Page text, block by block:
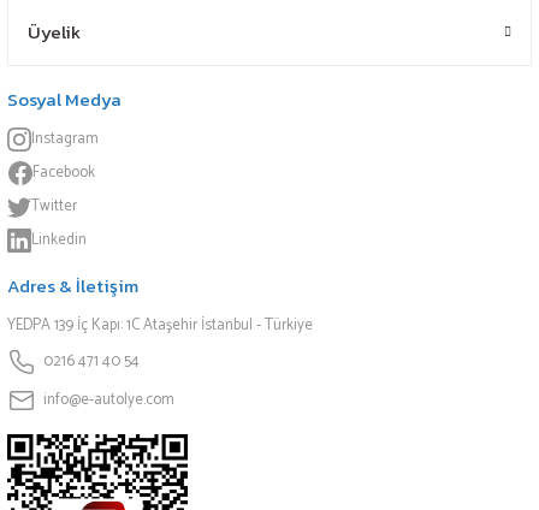
Üyelik
Sosyal Medya
Instagram
Facebook
Twitter
Linkedin
Adres & İletişim
YEDPA 139 İç Kapı: 1C Ataşehir İstanbul - Türkiye
0216 471 40 54
info@e-autolye.com